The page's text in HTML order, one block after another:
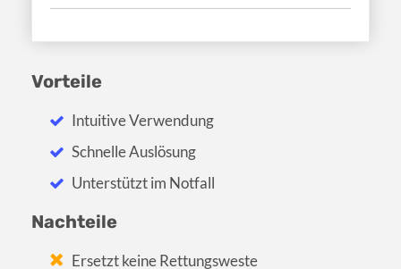
Vorteile
Intuitive Verwendung
Schnelle Auslösung
Unterstützt im Notfall
Nachteile
Ersetzt keine Rettungsweste